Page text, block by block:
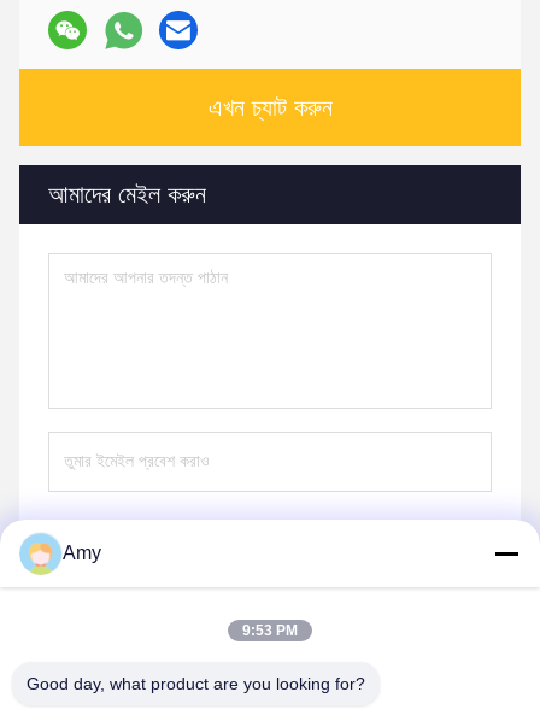
এখন চ্যাট করুন
আমাদের মেইল ​​করুন
Amy
9:53 PM
Good day, what product are you looking for?